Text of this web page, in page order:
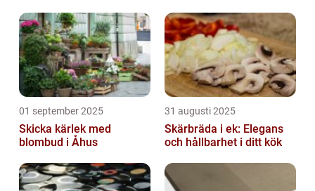
01 september 2025
Skicka kärlek med
blombud i Åhus
31 augusti 2025
Skärbräda i ek: Elegans
och hållbarhet i ditt kök